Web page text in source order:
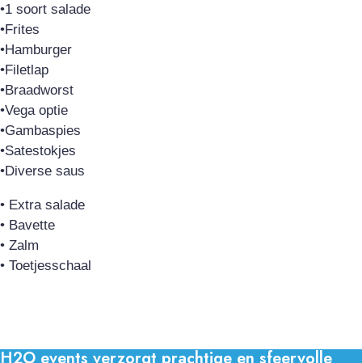
•1 soort salade
•Frites
•Hamburger
•Filetlap
•Braadworst
•Vega optie
•Gambaspies
•Satestokjes
•Diverse saus
• Extra salade
• Bavette
• Zalm
• Toetjesschaal